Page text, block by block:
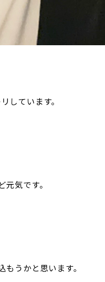
しています。
気です。
うかと思います。